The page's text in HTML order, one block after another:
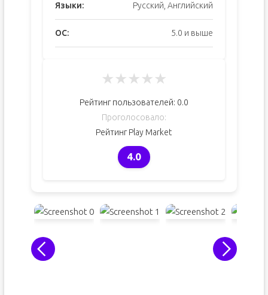
Языки: Русский, Английский
ОС: 5.0 и выше
★★★★★
Рейтинг пользователей: 0.0
Проголосовало:
Рейтинг Play Market
4.0